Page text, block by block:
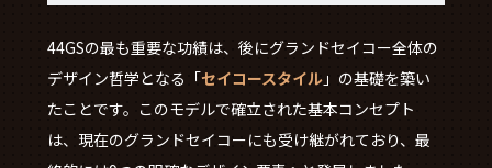
44GSの最も重要な功績は、後にグランドセイコー全体の
デザイン哲学となる「セイコースタイル」の基礎を築い
たことです。このモデルで確立された基本コンセプト
は、現在のグランドセイコーにも受け継がれており、最